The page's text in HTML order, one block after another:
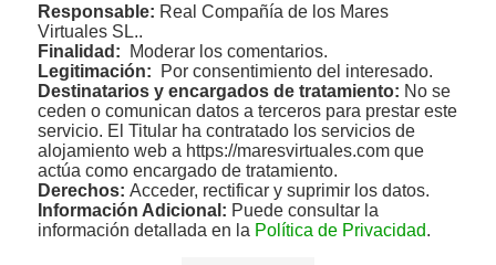
Responsable: Real Compañía de los Mares
Virtuales SL..
Finalidad: Moderar los comentarios.
Legitimación: Por consentimiento del interesado.
Destinatarios y encargados de tratamiento: No se
ceden o comunican datos a terceros para prestar este
servicio. El Titular ha contratado los servicios de
alojamiento web a https://maresvirtuales.com que
actúa como encargado de tratamiento.
Derechos: Acceder, rectificar y suprimir los datos.
Información Adicional: Puede consultar la
información detallada en la Política de Privacidad.